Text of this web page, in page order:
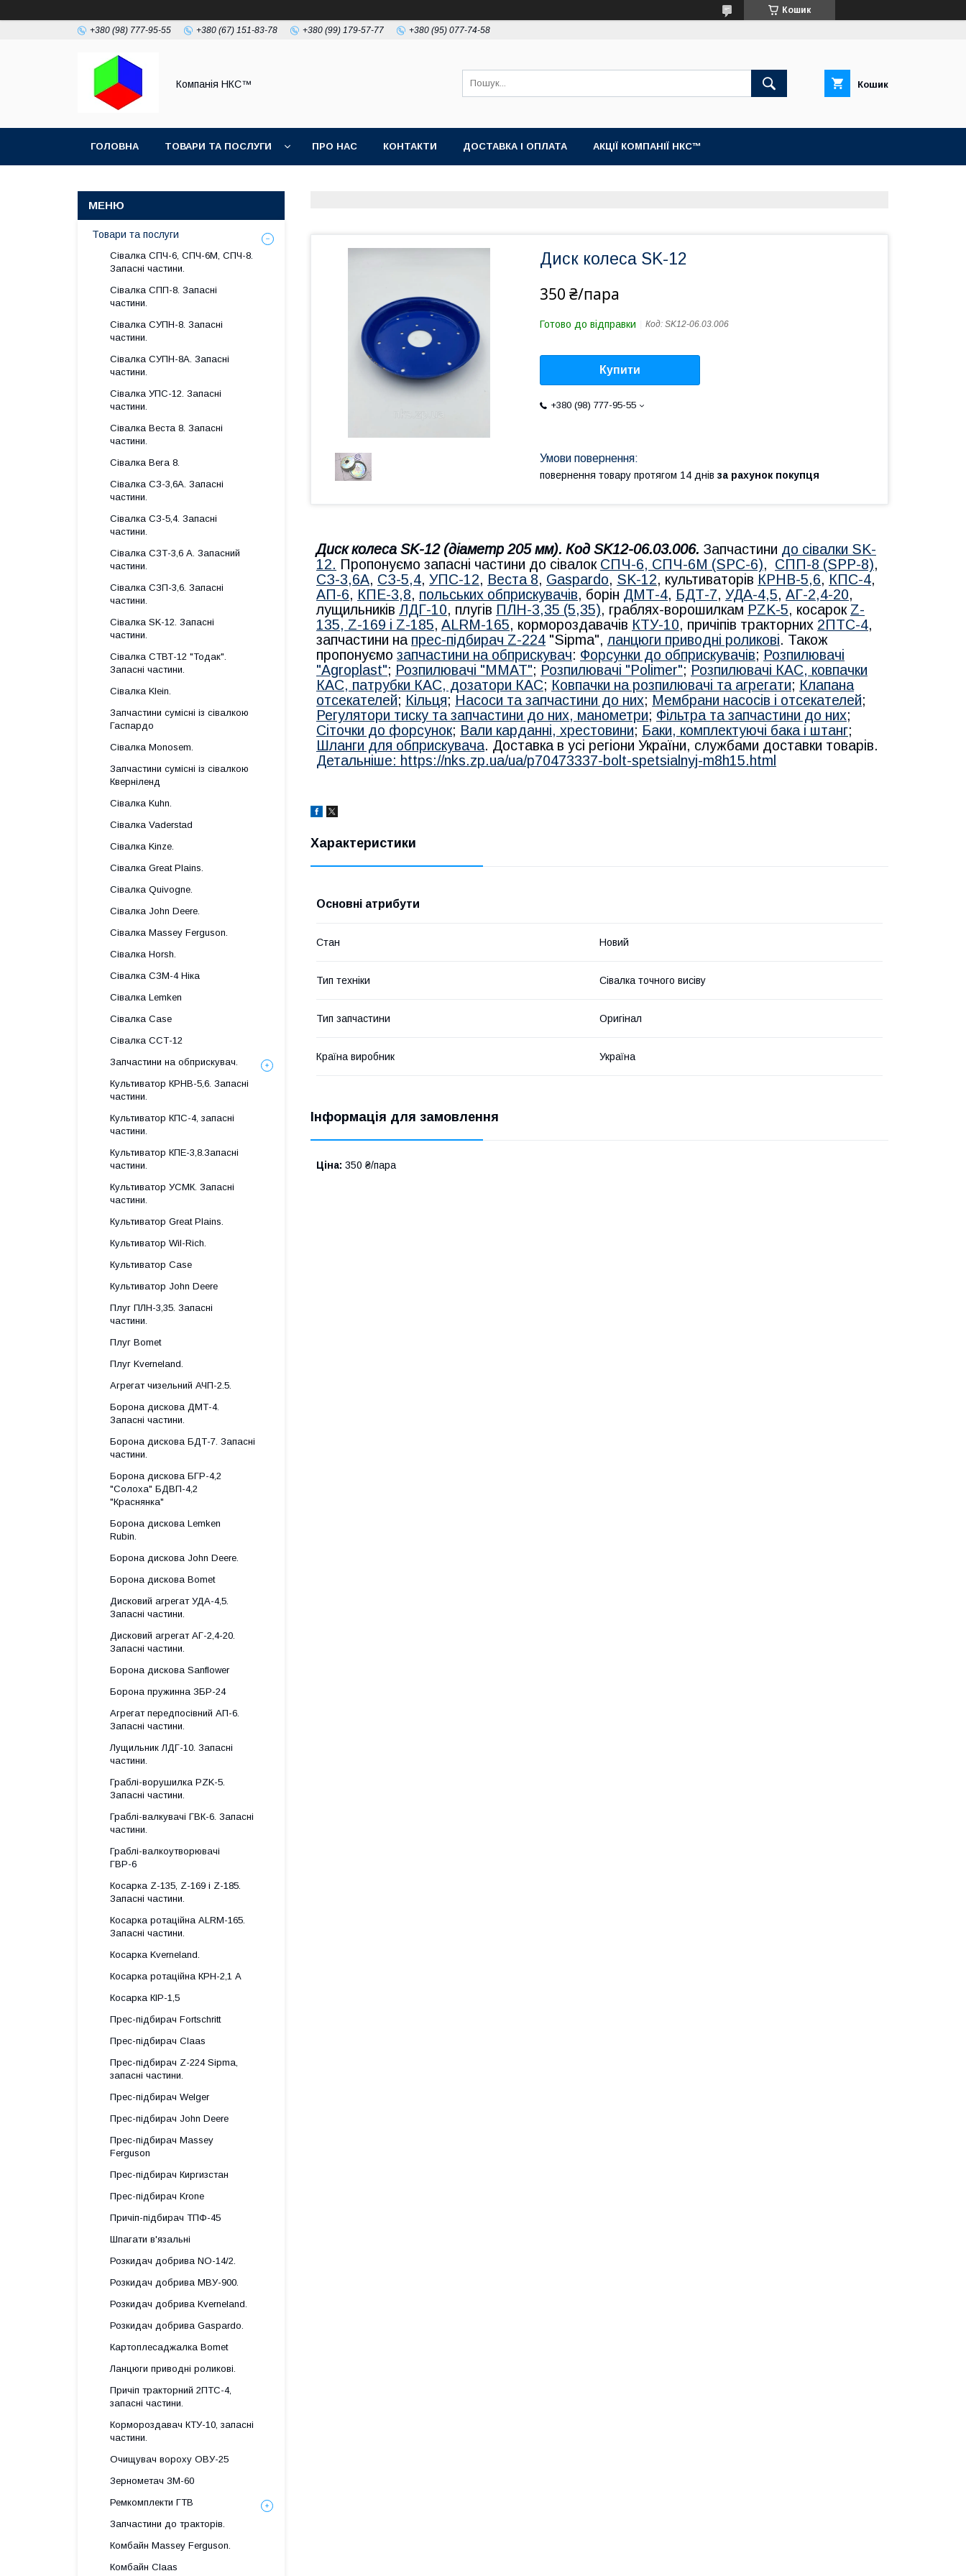
Кошик
+380 (98) 777-95-55 +380 (67) 151-83-78 +380 (99) 179-57-77 +380 (95) 077-74-58
Компанія НКС™ Кошик
ГОЛОВНА ТОВАРИ ТА ПОСЛУГИ ПРО НАС КОНТАКТИ ДОСТАВКА І ОПЛАТА АКЦІЇ КОМПАНІЇ НКС™
Диск колеса SK-12
350 ₴/пара
Готово до відправки Код: SK12-06.03.006
Купити
+380 (98) 777-95-55
повернення товару протягом 14 днів за рахунок покупця
Диск колеса SK-12 (діаметр 205 мм). Код SK12-06.03.006. Запчастини до сівалки SK-
12. ​​​​​​Пропонуємо запасні частини до сівалок СПЧ-6, СПЧ-6М (SPС-6), СПП-8 (SPP-8),
СЗ-3,6А, СЗ-5,4, УПС-12, Веста 8, Gaspardo, SK-12, культиваторів КРНВ-5,6, КПС-4,
АП-6, КПЕ-3,8, польських обприскувачів, борін ДМТ-4, БДТ-7, УДА-4,5, АГ-2,4-20,
лущильників ЛДГ-10, плугів ПЛН-3,35 (5,35), граблях-ворошилкам PZK-5, косарок Z-
135, Z-169 і Z-185, ALRM-165, кормороздавачів КТУ-10, причіпів тракторних 2ПТС-4,
запчастини на прес-підбирач Z-224 "Sipma",ланцюги приводні роликові. Також
пропонуємо запчастини на обприскувач: Форсунки до обприскувачів; Розпилювачі
"Agroplast"; Розпилювачі "MMAT"; Розпилювачі "Polimer"; Розпилювачі КАС, ковпачки
КАС, патрубки КАС, дозатори КАС; Ковпачки на розпилювачі та агрегати; Клапана
отсекателей; Кільця; Насоси та запчастини до них; Мембрани насосів і отсекателей;
Регулятори тиску та запчастини до них, манометри; Фільтра та запчастини до них;
Сіточки до форсунок; Вали карданні, хрестовини; Баки, комплектуючі бака і штанг;
Шланги для обприскувача. Доставка в усі регіони України, службами доставки товарів.
Детальніше: https://nks.zp.ua/ua/p70473337-bolt-spetsialnyj-m8h15.html
Характеристики
Основні атрибути
Стан Новий
Тип техніки Сівалка точного висіву
Тип запчастини Оригінал
Країна виробник Україна
Інформація для замовлення
Ціна: 350 ₴/пара
Товари та послуги
Сівалка СПЧ-6, СПЧ-6М, СПЧ-8.
Запасні частини.
Сівалка СПП-8. Запасні
частини.
Сівалка СУПН-8. Запасні
частини.
Сівалка СУПН-8А. Запасні
частини.
Сівалка УПС-12. Запасні
частини.
Сівалка Веста 8. Запасні
частини.
Сівалка Вега 8.
Сівалка СЗ-3,6А. Запасні
частини.
Сівалка СЗ-5,4. Запасні
частини.
Сівалка СЗТ-3,6 А. Запасний
частини.
Сівалка СЗП-3,6. Запасні
частини.
Сівалка SK-12. Запасні
частини.
Сівалка СТВТ-12 "Тодак".
Запасні частини.
Сівалка Klein.
Запчастини сумісні із сівалкою
Гаспардo
Сівалка Monosem.
Запчастини сумісні із сівалкою
Кверніленд
Сівалка Kuhn.
Сівалка Vaderstad
Сівалка Kinze.
Сівалка Great Plains.
Сівалка Quivogne.
Сівалка John Deere.
Сівалка Massey Ferguson.
Сівалка Horsh.
Сівалка СЗМ-4 Ніка
Сівалка Lemken
Сівалка Case
Сівалка ССТ-12
Запчастини на обприскувач.
Культиватор КРНВ-5,6. Запасні
частини.
Культиватор КПС-4, запасні
частини.
Культиватор КПЕ-3,8.Запасні
частини.
Культиватор УСМК. Запасні
частини.
Культиватор Great Plains.
Культиватор Wil-Rich.
Культиватор Case
Культиватор John Deere
Плуг ПЛН-3,35. Запасні
частини.
Плуг Bomet
Плуг Kverneland.
Агрегат чизельний АЧП-2.5.
Борона дискова ДМТ-4.
Запасні частини.
Борона дискова БДТ-7. Запасні
частини.
Борона дискова БГР-4,2
"Солоха" БДВП-4,2
"Краснянка"
Борона дискова Lemken
Rubin.
Борона дискова John Deere.
Борона дискова Bomet
Дисковий агрегат УДА-4,5.
Запасні частини.
Дисковий агрегат АГ-2,4-20.
Запасні частини.
Борона дискова Sanflower
Борона пружинна ЗБР-24
Агрегат передпосівний АП-6.
Запасні частини.
Лущильник ЛДГ-10. Запасні
частини.
Граблі-ворушилка PZK-5.
Запасні частини.
Граблі-валкувачі ГВК-6. Запасні
частини.
Граблі-валкоутворювачі
ГВР-6
Косарка Z-135, Z-169 і Z-185.
Запасні частини.
Косарка ротаційна ALRM-165.
Запасні частини.
Косарка Kverneland.
Косарка ротаційна КРН-2,1 А
Косарка КІР-1,5
Прес-підбирач Fortschritt
Прес-підбирач Claas
Прес-підбирач Z-224 Sipma,
запасні частини.
Прес-підбирач Welger
Прес-підбирач John Deere
Прес-підбирач Massey
Ferguson
Прес-підбирач Киргизстан
Прес-підбирач Krone
Причіп-підбирач ТПФ-45
Шпагати в'язальні
Розкидач добрива NO-14/2.
Розкидач добрива МВУ-900.
Розкидач добрива Kverneland.
Розкидач добрива Gaspardo.
Картоплесаджалка Bomet
Ланцюги приводні роликові.
Причіп тракторний 2ПТС-4,
запасні частини.
Кормороздавач КТУ-10, запасні
частини.
Очищувач вороху ОВУ-25
Зернометач ЗМ-60
Ремкомплекти ГТВ
Запчастини до тракторів.
Комбайн Massey Ferguson.
Комбайн Claas